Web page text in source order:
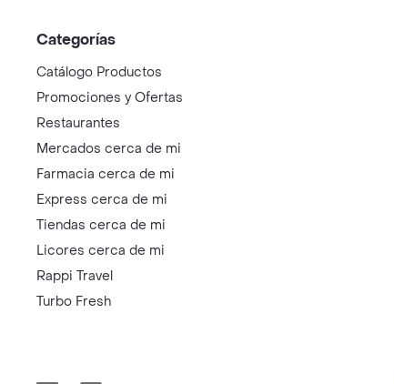
Categorías
Catálogo Productos
Promociones y Ofertas
Restaurantes
Mercados cerca de mi
Farmacia cerca de mi
Express cerca de mi
Tiendas cerca de mi
Licores cerca de mi
Rappi Travel
Turbo Fresh